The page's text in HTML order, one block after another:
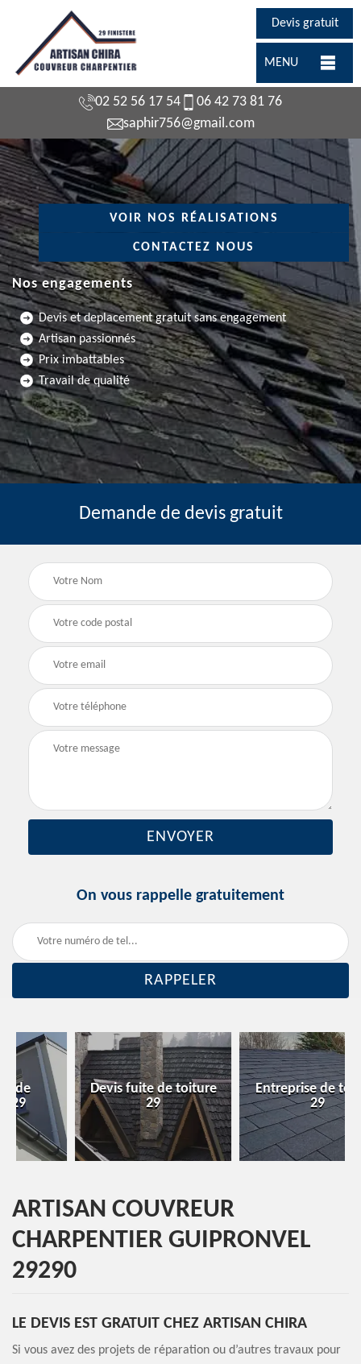
Devis gratuit
MENU
02 52 56 17 54
06 42 73 81 76
saphir756@gmail.com
VOIR NOS RÉALISATIONS
CONTACTEZ NOUS
Nos engagements
Devis et deplacement gratuit sans engagement
Artisan passionnés
Prix imbattables
Travail de qualité
Demande de devis gratuit
On vous rappelle gratuitement
Devis fuite de toiture
29
Entreprise de toiture
29
ARTISAN COUVREUR
CHARPENTIER GUIPRONVEL
29290
LE DEVIS EST GRATUIT CHEZ ARTISAN CHIRA
Si vous avez des projets de réparation ou d’autres travaux pour